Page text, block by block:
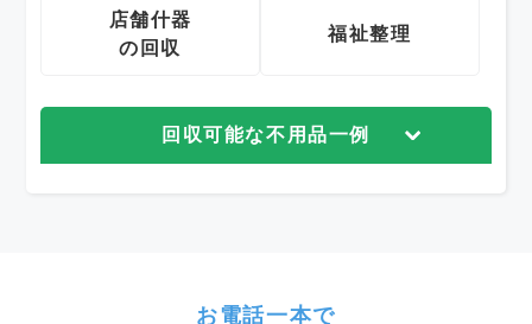
店舗什器
の回収
福祉整理
回収可能な不用品一例
お電話一本で